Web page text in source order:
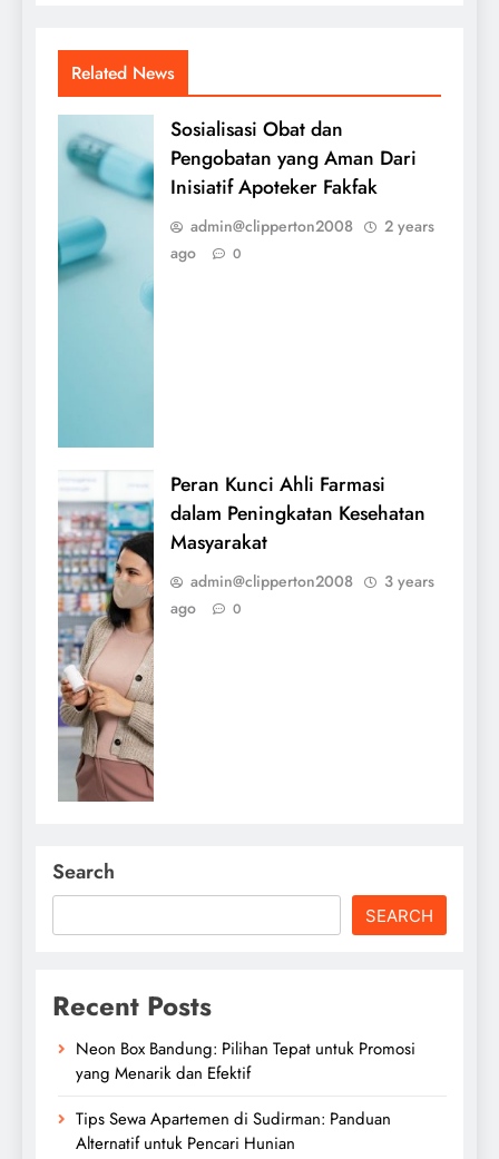
Related News
Sosialisasi Obat dan
Pengobatan yang Aman Dari
Inisiatif Apoteker Fakfak
admin@clipperton2008
2 years
ago
0
Peran Kunci Ahli Farmasi
dalam Peningkatan Kesehatan
Masyarakat
admin@clipperton2008
3 years
ago
0
Search
SEARCH
Recent Posts
Neon Box Bandung: Pilihan Tepat untuk Promosi
yang Menarik dan Efektif
Tips Sewa Apartemen di Sudirman: Panduan
Alternatif untuk Pencari Hunian